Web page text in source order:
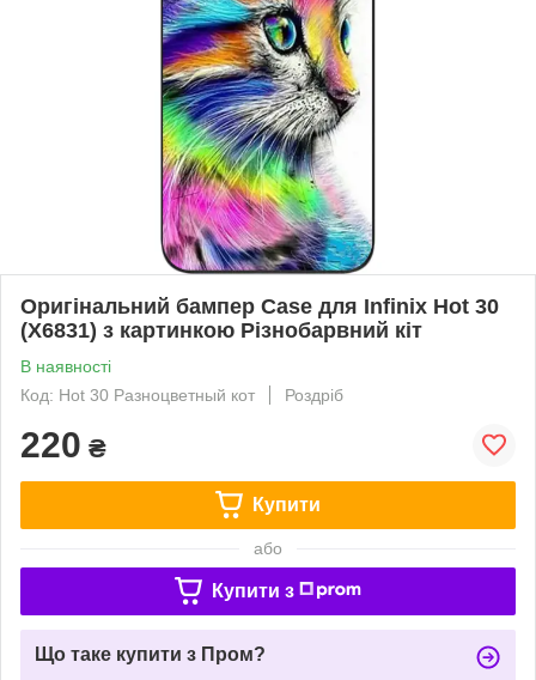
Оригінальний бампер Case для Infinix Hot 30
(X6831) з картинкою Різнобарвний кіт
В наявності
Код: Hot 30 Разноцветный кот
Роздріб
220 ₴
Купити
або
Купити з
Що таке купити з Пром?